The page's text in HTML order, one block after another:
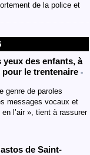
de la police et
yeux des enfants, à
le trentenaire -
genre de paroles
messages vocaux et
l’air », tient à rassurer
de Saint-